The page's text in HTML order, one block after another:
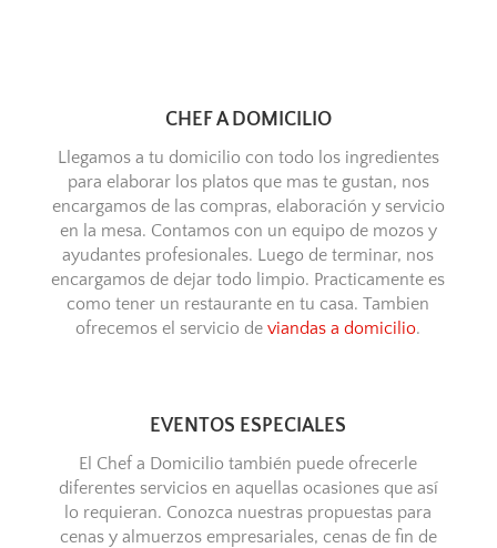
CHEF A DOMICILIO
Llegamos a tu domicilio con todo los ingredientes
para elaborar los platos que mas te gustan, nos
encargamos de las compras, elaboración y servicio
en la mesa. Contamos con un equipo de mozos y
ayudantes profesionales. Luego de terminar, nos
encargamos de dejar todo limpio. Practicamente es
como tener un restaurante en tu casa. Tambien
ofrecemos el servicio deviandas a domicilio.
EVENTOS ESPECIALES
El Chef a Domicilio también puede ofrecerle
diferentes servicios en aquellas ocasiones que así
lo requieran. Conozca nuestras propuestas para
cenas y almuerzos empresariales, cenas de fin de